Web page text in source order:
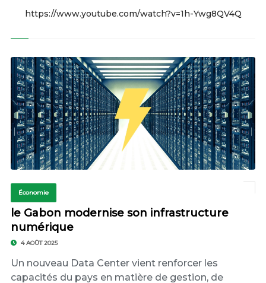
https://www.youtube.com/watch?v=1h-Ywg8QV4Q
Économie
le Gabon modernise son infrastructure
numérique
4 AOÛT 2025
Un nouveau Data Center vient renforcer les
capacités du pays en matière de gestion, de